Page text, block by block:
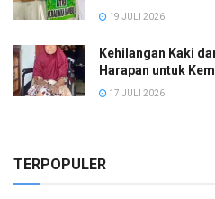
19 JULI 2026
Kehilangan Kaki
Harapan untuk
17 JULI 2026
TERPOPULER